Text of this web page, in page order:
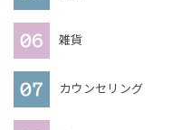
雑貨
カウンセリング